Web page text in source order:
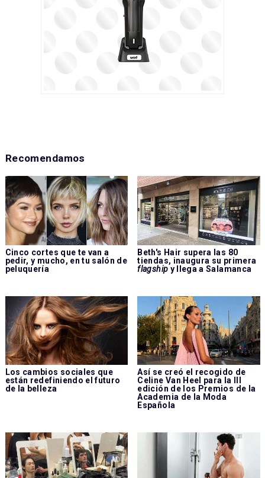
Recomendamos
Cinco cortes que te van a
pedir, y mucho, en tu salón de
peluquería
Beth's Hair supera las 80
tiendas, inaugura su primera
flagship y llega a Salamanca
Los cambios sociales que
están redefiniendo el futuro
de la belleza
Así se creó el recogido de
Celine Van Heel para la III
edición de los Premios de la
Academia de la Moda
Española